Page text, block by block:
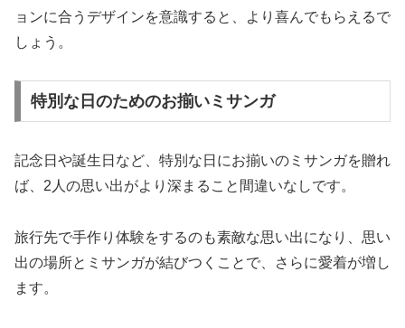
ョンに合うデザインを意識すると、より喜んでもらえるで
しょう。
特別な日のためのお揃いミサンガ
記念日や誕生日など、特別な日にお揃いのミサンガを贈れ
ば、2人の思い出がより深まること間違いなしです。
旅行先で手作り体験をするのも素敵な思い出になり、思い
出の場所とミサンガが結びつくことで、さらに愛着が増し
ます。